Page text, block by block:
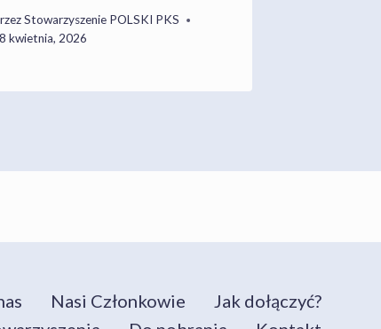
Stowarzyszenie POLSKI PKS
kwietnia, 2026
Nasi Członkowie
Jak dołączyć?